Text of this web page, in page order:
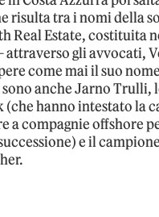
risulta tra i nomi della
Real Estate, costituita
attraverso gli avvocati,
come mai il suo
anche Jarno Trulli,
hanno intestato la
a compagnie offshore
e il